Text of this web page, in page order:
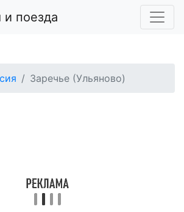
поезда
Заречье (Ульяново)